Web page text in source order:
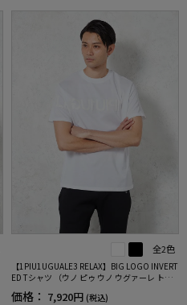
全2色
【1PIU1UGUALE3 RELAX】BIG LOGO INVERT
ED Tシャツ （ウノ ピゥ ウノ ウグァーレ ト
価格： 7,920円 (税込)